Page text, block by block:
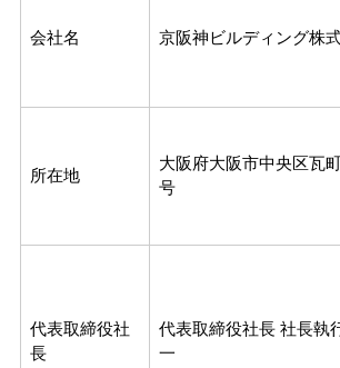
会社名 京阪神ビルディング株
所在地
大阪府大阪市中央区瓦
号
代表取締役社
長
代表取締役社長 社長
一